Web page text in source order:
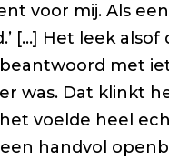
voor mij. Als
[…] Het leek alsof
met
was. Dat klinkt
voelde heel
handvol